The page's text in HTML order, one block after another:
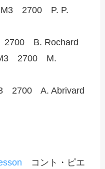
2700 P. P.
B. Rochard
2700 M.
2700 A. Abrivard
コント・ピエ